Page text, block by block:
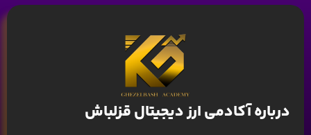
درباره آکادمی ارز دیجیتال قزلباش